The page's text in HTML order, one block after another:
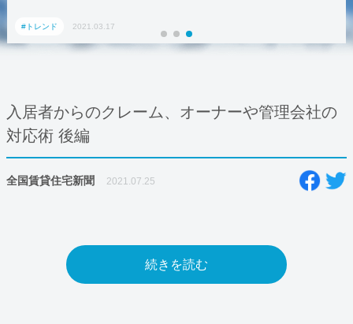
#トレンド 2021.03.17
入居者からのクレーム、オーナーや管理会社の
対応術 後編
全国賃貸住宅新聞 2021.07.25
続きを読む